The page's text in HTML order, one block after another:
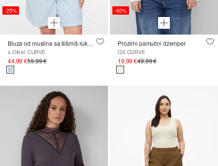
-25%
Bluza od muslina sa šišmiš-rukavima
s.Oliver CURVE
44,99 €59,99 €
-60%
Prozirni pamučni džemper
QS CURVE
19,99 €49,99 €